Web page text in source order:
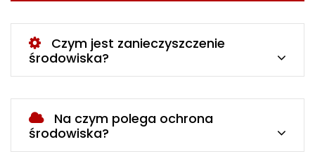
Czym jest zanieczyszczenie
środowiska?
Na czym polega ochrona
środowiska?